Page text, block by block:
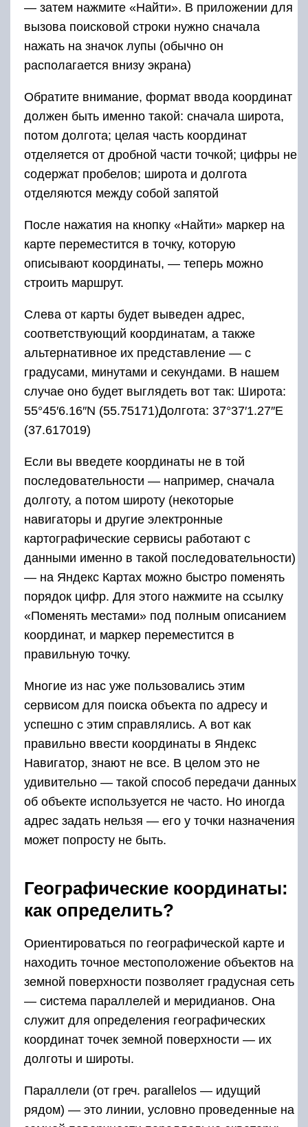
— затем нажмите «Найти». В приложении для
вызова поисковой строки нужно сначала
нажать на значок лупы (обычно он
располагается внизу экрана)
Обратите внимание, формат ввода координат
должен быть именно такой: сначала широта,
потом долгота; целая часть координат
отделяется от дробной части точкой; цифры не
содержат пробелов; широта и долгота
отделяются между собой запятой
После нажатия на кнопку «Найти» маркер на
карте переместится в точку, которую
описывают координаты, — теперь можно
строить маршрут.
Слева от карты будет выведен адрес,
соответствующий координатам, а также
альтернативное их представление — с
градусами, минутами и секундами. В нашем
случае оно будет выглядеть вот так: Широта:
55°45′6.16″N (55.75171)Долгота: 37°37′1.27″E
(37.617019)
Если вы введете координаты не в той
последовательности — например, сначала
долготу, а потом широту (некоторые
навигаторы и другие электронные
картографические сервисы работают с
данными именно в такой последовательности)
— на Яндекс Картах можно быстро поменять
порядок цифр. Для этого нажмите на ссылку
«Поменять местами» под полным описанием
координат, и маркер переместится в
правильную точку.
Многие из нас уже пользовались этим
сервисом для поиска объекта по адресу и
успешно с этим справлялись. А вот как
правильно ввести координаты в Яндекс
Навигатор, знают не все. В целом это не
удивительно — такой способ передачи данных
об объекте используется не часто. Но иногда
адрес задать нельзя — его у точки назначения
может попросту не быть.
Географические координаты:
как определить?
Ориентироваться по географической карте и
находить точное местоположение объектов на
земной поверхности позволяет градусная сеть
— система параллелей и меридианов. Она
служит для определения географических
координат точек земной поверхности — их
долготы и широты.
Параллели (от греч. parallelos — идущий
рядом) — это линии, условно проведенные на